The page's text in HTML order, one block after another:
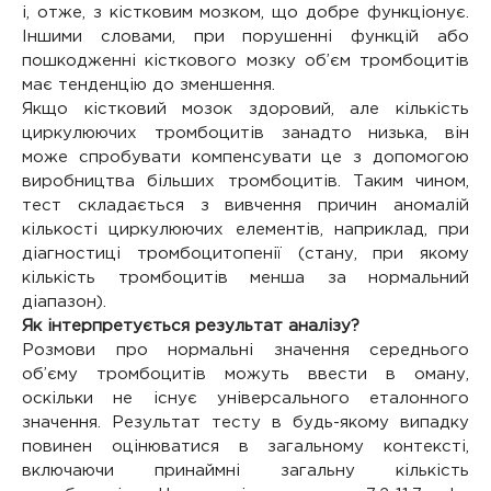
і, отже, з кістковим мозком, що добре функціонує.
Іншими словами, при порушенні функцій або
пошкодженні кісткового мозку об’єм тромбоцитів
має тенденцію до зменшення.
Якщо кістковий мозок здоровий, але кількість
циркулюючих тромбоцитів занадто низька, він
може спробувати компенсувати це з допомогою
виробництва більших тромбоцитів. Таким чином,
тест складається з вивчення причин аномалій
кількості циркулюючих елементів, наприклад, при
діагностиці тромбоцитопенії (стану, при якому
кількість тромбоцитів менша за нормальний
діапазон).
Як інтерпретується результат аналізу?
Розмови про нормальні значення середнього
об’єму тромбоцитів можуть ввести в оману,
оскільки не існує універсального еталонного
значення. Результат тесту в будь-якому випадку
повинен оцінюватися в загальному контексті,
включаючи принаймні загальну кількість